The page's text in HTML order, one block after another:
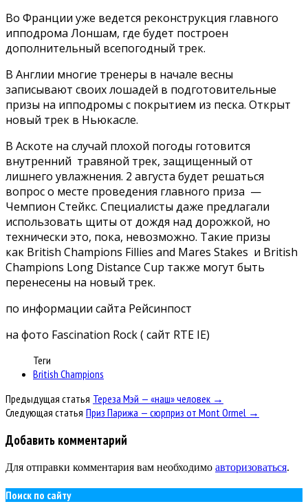
Во Франции уже ведется реконструкция главного
ипподрома Лоншам, где будет построен
дополнительный всепогодный трек.
В Англии многие тренеры в начале весны
записывают своих лошадей в подготовительные
призы на ипподромы с покрытием из песка. Открыт
новый трек в Ньюкасле.
В Аскоте на случай плохой погоды готовится
внутренний травяной трек, защищенный от
лишнего увлажнения. 2 августа будет решаться
вопрос о месте проведения главного приза —
Чемпион Стейкс. Специалисты даже предлагали
использовать щиты от дождя над дорожкой, но
технически это, пока, невозможно. Такие призы
как British Champions Fillies and Mares Stakes и British
Champions Long Distance Cup также могут быть
перенесены на новый трек.
по информации сайта Рейсинпост
на фото Fascination Rock ( сайт RTE IE)
Теги
British Champions
Предыдущая статья Тереза Мэй — «наш» человек →
Следующая статья Приз Парижа — сюрприз от Mont Ormel →
Добавить комментарий
Для отправки комментария вам необходимо авторизоваться.
Поиск по сайту